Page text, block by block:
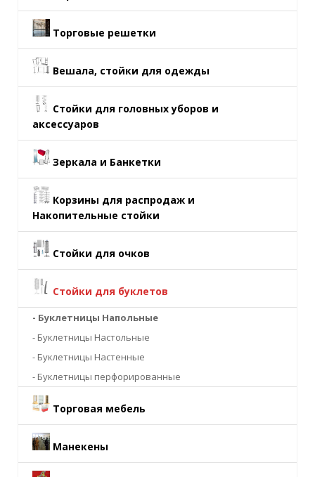
Торговые решетки
Вешала, стойки для одежды
Стойки для головных уборов и
аксессуаров
Зеркала и Банкетки
Корзины для распродаж и
Накопительные стойки
Стойки для очков
Стойки для буклетов
- Буклетницы Напольные
- Буклетницы Настольные
- Буклетницы Настенные
- Буклетницы перфорированные
Торговая мебель
Манекены